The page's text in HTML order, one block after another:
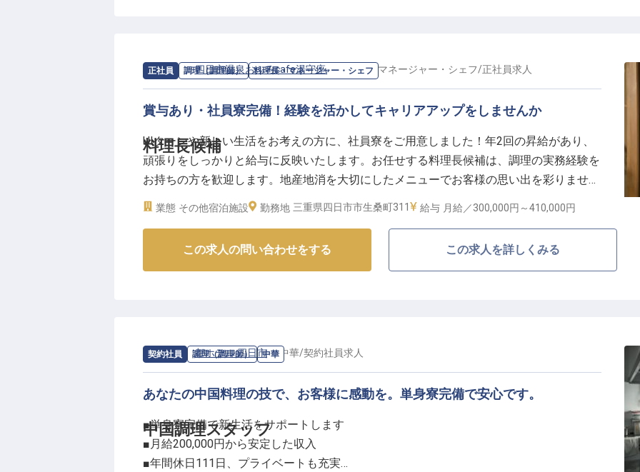
あなたの創造性が、多くの笑顔を生み出します。
ーー【安定した環境でキャリアを築き、成長できる場所】
年間休日111日、残業も月平均20時間以内と、プライベートの時間も大切にできる環境で
す。社会保険完備はもちろん、資格取得支援や研修制度も充実しており、スキルアップを
応援。
転勤もないため、地域に根差して長く安心してキャリアを築いていきたい方に最適な職場
※2025年10月09日時点の情報です
正社員 調理（調理師） 料理長・マネージャー・シェフ
料理長候補
求人情報：四日市温泉おふろcafe湯守座の料理長・マネージャー・シェフ/正社員求人
賞与あり・社員寮完備！経験を活かしてキャリアアップをしませんか
UIターンや新しい生活をお考えの方に、社員寮をご用意しました！年2回の昇給があり、
頑張りをしっかりと給与に反映いたします。お任せする料理長候補は、調理の実務経験を
お持ちの方を歓迎します。地産地消を大切にしたメニューでお客様の思い出を彩りません
か？「四日市温泉 おふろcafe湯守座」は、大衆演劇を楽しめる劇場も備えた温泉施設。
カプセルホテル形態で、ビジネスを目的としたお客様も訪れます。※この求人は2024年3
業態 その他宿泊施設 勤務地 三重県四日市市生桑町311 給与 月給／300,000円～410,000円
この求人の問い合わせをする この求人を詳しくみる
契約社員 調理（調理師） 中華
中国調理スタッフ
求人情報：都ホテル 四日市の 中華/契約社員求人
あなたの中国料理の技で、お客様に感動を。単身寮完備で安心です。
■単身寮完備で新生活をサポートします
■月給200,000円から安定した収入
■年間休日111日、プライベートも充実